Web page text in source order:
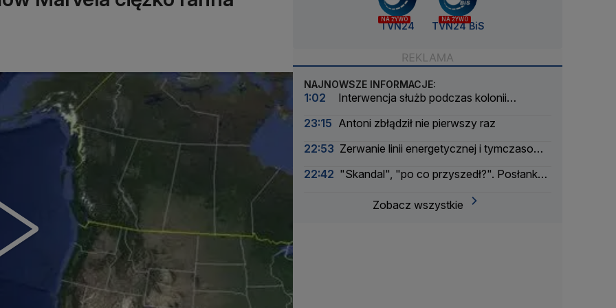
NA ŻYWO
TVN24
NA ŻYWO
TVN24 BiS
NAJNOWSZE INFORMACJE:
1:02
Interwencja służb podczas kolonii
23:15 Antoni zbłądził nie pierwszy raz
22:53 Zerwanie linii energetycznej i tymczasowa
Wojskowa
22:42 "Skandal", "po co przyszedł?". Posłanka
Zobacz wszystkie